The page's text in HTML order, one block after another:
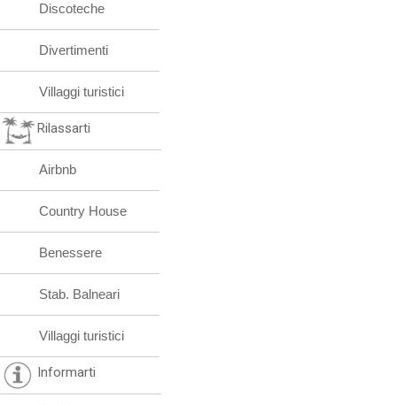
Discoteche
Divertimenti
Villaggi turistici
Rilassarti
Airbnb
Country House
Benessere
Stab. Balneari
Villaggi turistici
Informarti